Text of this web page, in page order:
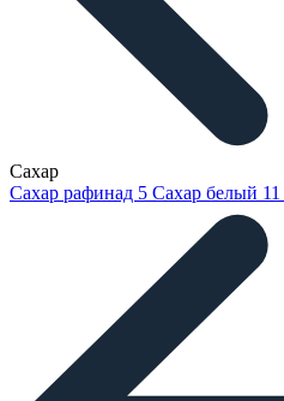
Сахар
Сахар рафинад 5 Сахар белый 11